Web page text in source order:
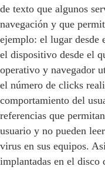
de texto que algunos
navegación y que
ejemplo: el lugar desde
el dispositivo desde el
operativo y navegador
el número de clicks
comportamiento del
referencias que
usuario y no pueden
virus en sus equipos.
implantadas en el disco